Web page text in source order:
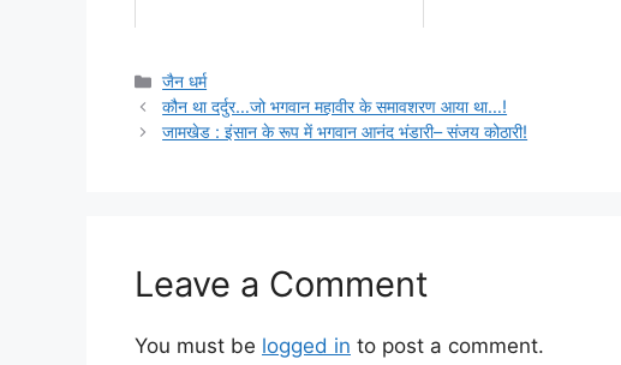
Categories
जैन धर्म
कौन था दर्दुर…जो भगवान महावीर के समावशरण आया था…!
जामखेड : इंसान के रूप में भगवान आनंद भंडारी– संजय कोठारी!
Leave a Comment
You must be logged in to post a comment.